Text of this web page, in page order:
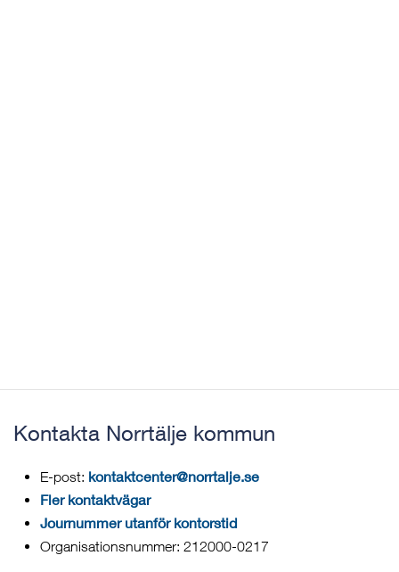
Kontakta Norrtälje kommun
E-post: kontaktcenter@norrtalje.se
Fler kontaktvägar
Journummer utanför kontorstid
Organisationsnummer: 212000-0217